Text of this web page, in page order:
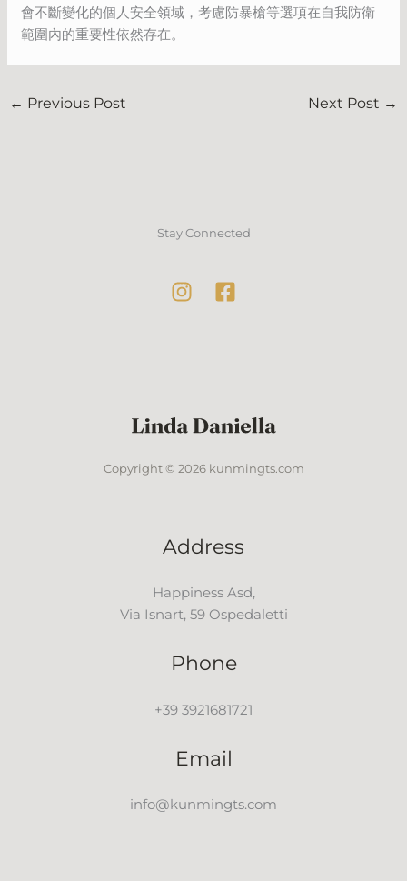
會不斷變化的個人安全領域，考慮防暴槍等選項在自我防衛
範圍內的重要性依然存在。
← Previous Post Next Post →
Stay Connected
Copyright © 2026 kunmingts.com
Address
Happiness Asd,
Via Isnart, 59 Ospedaletti
Phone
+39 3921681721
Email
info@kunmingts.com